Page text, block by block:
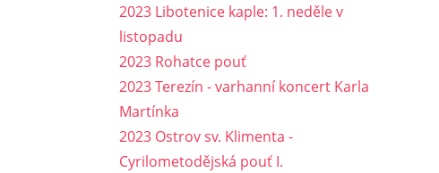
2023 Libotenice kaple: 1. neděle v
listopadu
2023 Rohatce pouť
2023 Terezín - varhanní koncert Karla
Martínka
2023 Ostrov sv. Klimenta -
Cyrilometodějská pouť I.